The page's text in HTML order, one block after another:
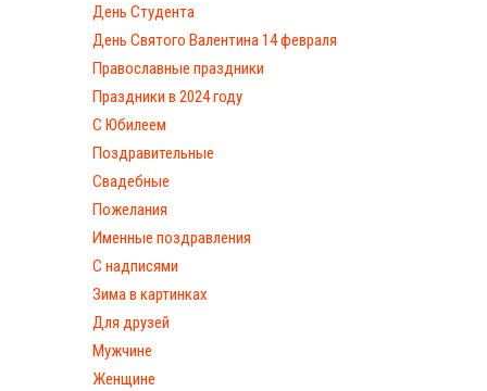
День Студента
День Святого Валентина 14 февраля
Православные праздники
Праздники в 2024 году
С Юбилеем
Поздравительные
Свадебные
Пожелания
Именные поздравления
С надписями
Зима в картинках
Для друзей
Мужчине
Женщине